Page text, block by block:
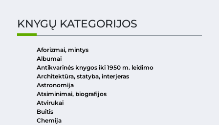
KNYGŲ KATEGORIJOS
Aforizmai, mintys
Albumai
Antikvarinės knygos iki 1950 m. leidimo
Architektūra, statyba, interjeras
Astronomija
Atsiminimai, biografijos
Atvirukai
Buitis
Chemija